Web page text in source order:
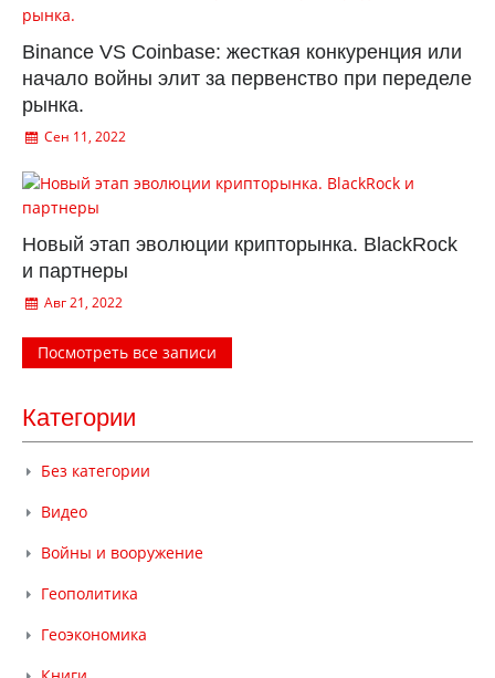
Binance VS Coinbase: жесткая конкуренция или
начало войны элит за первенство при переделе
рынка.
Сен 11, 2022
Новый этап эволюции крипторынка. BlackRock
и партнеры
Авг 21, 2022
Посмотреть все записи
Категории
Без категории
Видео
Войны и вооружение
Геополитика
Геоэкономика